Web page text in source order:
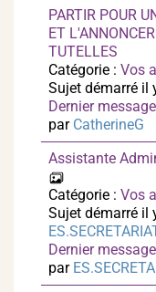
PARTIR POUR
ET
TUTELLES
Catégorie : Vos
Sujet démarré il
Dernier message
par CatherineG
Assistante
Catégorie : Vos
Sujet démarré il
Dernier message
par